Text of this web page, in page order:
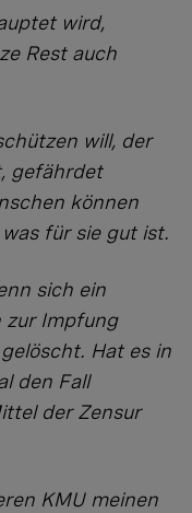
wird,
Rest auch
will, der
gefährdet
können
für sie gut ist.
sich ein
zur Impfung
Hat es in
den Fall
der Zensur
KMU meinen